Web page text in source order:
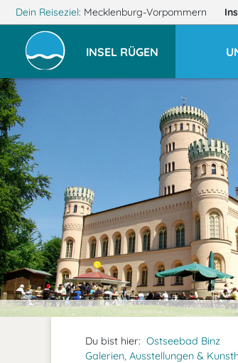
Dein Reiseziel: Mecklenburg-Vorpommern
INSEL RÜGEN
Du bist hier: Ostseebad Binz
Galerien, Ausstellungen &